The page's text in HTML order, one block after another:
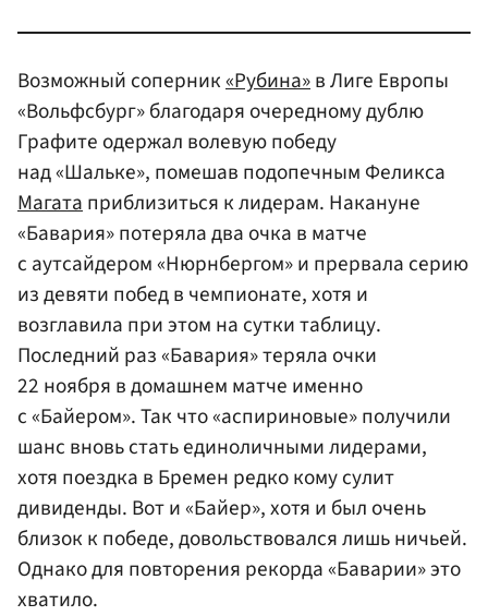
Возможный соперник«Рубина»в Лиге Европы
«Вольфсбург» благодаря очередному дублю
Графите одержал волевую победу
над «Шальке», помешав подопечным Феликса
Магата приблизиться к лидерам. Накануне
«Бавария» потеряла два очка в матче
с аутсайдером «Нюрнбергом» и прервала серию
из девяти побед в чемпионате, хотя и
возглавила при этом на сутки таблицу.
Последний раз «Бавария» теряла очки
22 ноября в домашнем матче именно
с «Байером». Так что «аспириновые» получили
шанс вновь стать единоличными лидерами,
хотя поездка в Бремен редко кому сулит
дивиденды. Вот и «Байер», хотя и был очень
близок к победе, довольствовался лишь ничьей.
Однако для повторения рекорда «Баварии» это
хватило.